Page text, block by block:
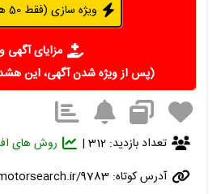
ویژه سازی (فقط 50 هزار تومان)
مزایای آگهی
(پس از ویژه شدن آگهی، این
تعداد بازدید: 312 |
روش های
آدرس کوتاه: 9783